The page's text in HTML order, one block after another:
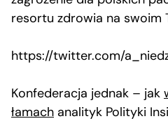
resortu zdrowia na swoim
https://twitter.com/
Konfederacja jednak – jak
łamach analityk Polityki